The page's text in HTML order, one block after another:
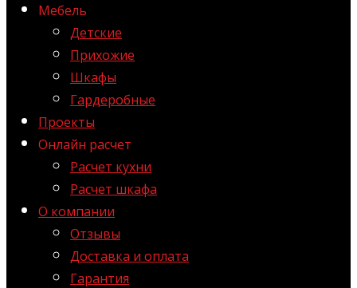
Мебель
Детские
Прихожие
Шкафы
Гардеробные
Проекты
Онлайн расчет
Расчет кухни
Расчет шкафа
О компании
Отзывы
Доставка и оплата
Гарантия